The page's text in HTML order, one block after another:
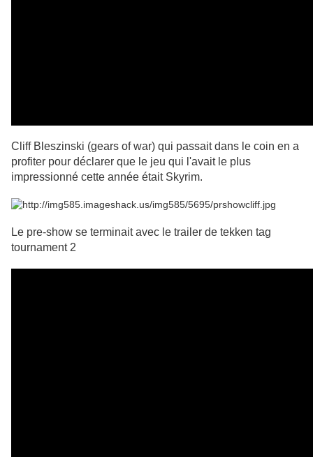
Cliff Bleszinski (gears of war) qui passait dans le coin en a
profiter pour déclarer que le jeu qui l'avait le plus
impressionné cette année était Skyrim.
Le pre-show se terminait avec le trailer de tekken tag
tournament 2